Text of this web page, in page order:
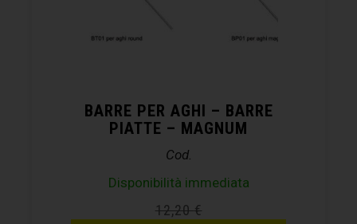
BARRE PER AGHI – BARRE
PIATTE – MAGNUM
Cod.
Disponibilità immediata
12,20€